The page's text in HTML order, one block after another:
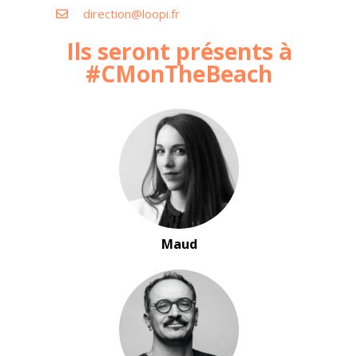
direction@loopi.fr
Ils seront présents à
#CMonTheBeach
Maud